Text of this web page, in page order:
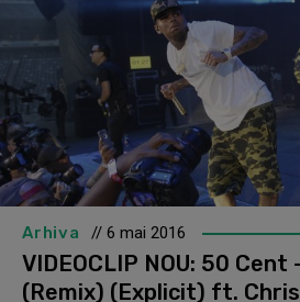
Arhiva // 6 mai 2016
VIDEOCLIP NOU: 50 Cent
(Remix) (Explicit) ft.